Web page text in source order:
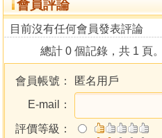
會員評論
目前沒有任何會員發表評論
總計 0 個記錄，共 1 頁。
會員帳號：
匿名用戶
E-mail：
評價等級：